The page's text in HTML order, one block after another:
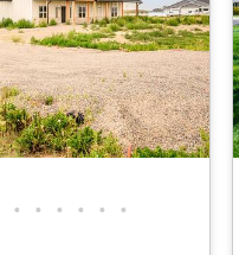
• • • • • •